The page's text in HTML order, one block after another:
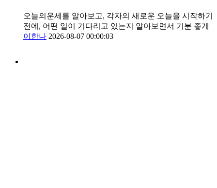
오늘의운세를 알아보고, 각자의 새로운 오늘을 시작하기
전에, 어떤 일이 기다리고 있는지 알아보면서 기분 좋게
이한나 2026-08-07 00:00:03